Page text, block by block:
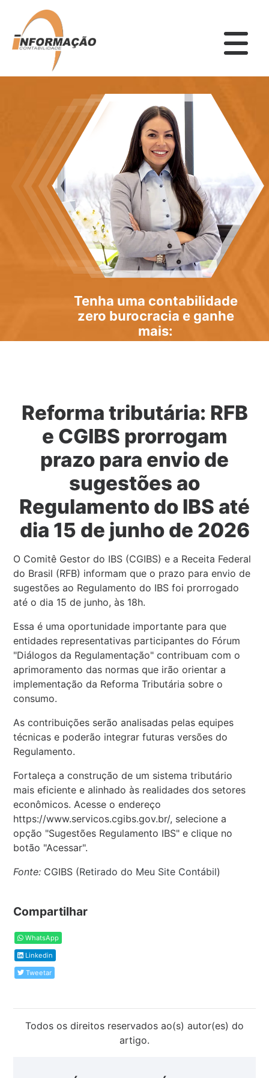
Tenha uma contabilidade
zero burocracia e ganhe
mais:
Reforma tributária: RFB
e CGIBS prorrogam
prazo para envio de
sugestões ao
Regulamento do IBS até
dia 15 de junho de 2026
O Comitê Gestor do IBS (CGIBS) e a Receita Federal
do Brasil (RFB) informam que o prazo para envio de
sugestões ao Regulamento do IBS foi prorrogado
até o dia 15 de junho, às 18h.
Essa é uma oportunidade importante para que
entidades representativas participantes do Fórum
"Diálogos da Regulamentação" contribuam com o
aprimoramento das normas que irão orientar a
implementação da Reforma Tributária sobre o
consumo.
As contribuições serão analisadas pelas equipes
técnicas e poderão integrar futuras versões do
Regulamento.
Fortaleça a construção de um sistema tributário
mais eficiente e alinhado às realidades dos setores
econômicos. Acesse o endereço
https://www.servicos.cgibs.gov.br/, selecione a
opção "Sugestões Regulamento IBS" e clique no
botão "Acessar".
Fonte: CGIBS (Retirado do Meu Site Contábil)
Compartilhar
WhatsApp
Linkedin
Tweetar
Todos os direitos reservados ao(s) autor(es) do
artigo.